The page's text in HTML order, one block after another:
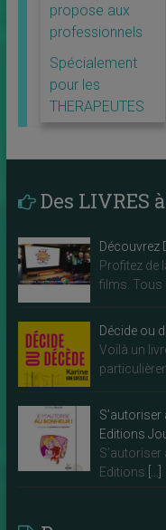
propose aux
professionnels
Spécialement
pour les
THERAPEUTES
Des LIVRES
Découvrez
Profitez de
films. Tous
Décide ou
Voilà un
Editions
Editions […]